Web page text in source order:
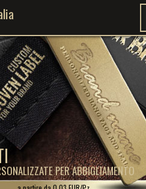
PER ABBIGLIAMENTO